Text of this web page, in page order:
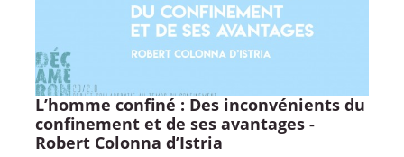
L’homme confiné : Des inconvénients du
confinement et de ses avantages -
Robert Colonna d’Istria